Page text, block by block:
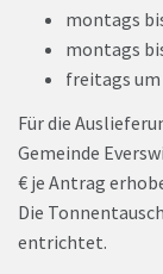
montags
montags
freitags um
Für die
Gemeinde
€ je Antrag
Die
entrichtet.